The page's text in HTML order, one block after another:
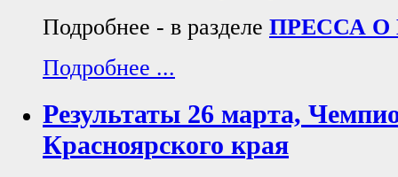
Подробнее - в разделе ПРЕССА О
Подробнее ...
Результаты 26 марта,
Красноярского края